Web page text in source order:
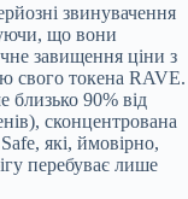
звинувачення
що вони
завищення ціни з
свого токена RAVE.
близько 90% від
сконцентрована
які, ймовірно,
перебуває лише